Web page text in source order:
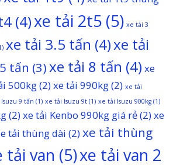
(4)xe tải 2t5 (5) xe tải 3
xe tải 3.5 tấn (4)xe tải
tấn (3)xe tải 8 tấn (4) xe
500kg(2) xe tải 990kg(2) xe tải
9 tấn (1) xe tải Isuzu 9t (1) xe tải Isuzu 900kg (1)
(2) xe tải Kenbo 990kg giá rẻ(2) xe
tải thùng dài (2) xe tải thùng
tải van (5)xe tải van 2